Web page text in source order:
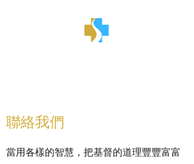
聯絡我們
當用各樣的智慧，把基督的道理豐豐富富